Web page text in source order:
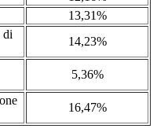
13,31%
di
14,23%
5,36%
16,47%